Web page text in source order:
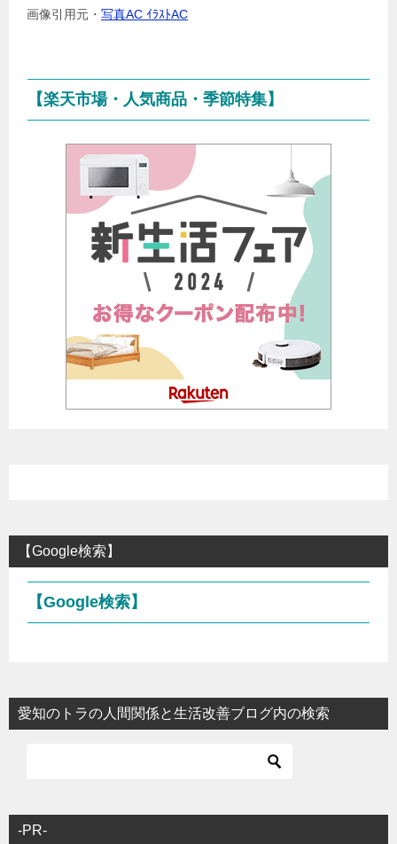
画像引用元・ 写真AC ｲﾗｽﾄAC
【楽天市場・人気商品・季節特集】
【Google検索】
【Google検索】
愛知のトラの人間関係と生活改善ブログ内の検索
-PR-